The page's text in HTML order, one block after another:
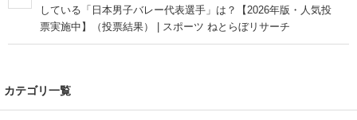
している「日本男子バレー代表選手」は？【2026年版・人気投
票実施中】（投票結果） | スポーツ ねとらぼリサーチ
カテゴリ一覧